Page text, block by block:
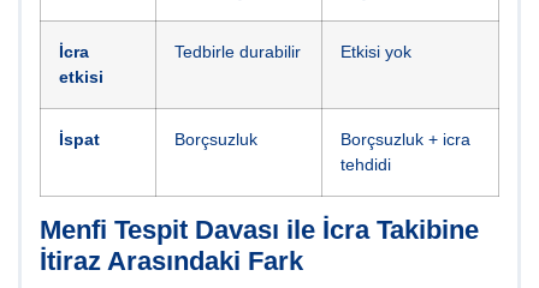
İcra
etkisi
Tedbirle durabilir Etkisi yok
İspat Borçsuzluk
Borçsuzluk + icra
tehdidi
Menfi Tespit Davası ile İcra Takibine
İtiraz Arasındaki Fark